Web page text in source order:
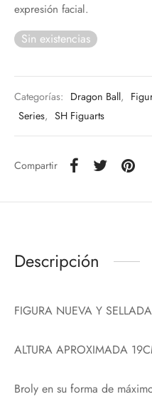
expresión facial.
Sin existencias
Categorías: Dragon Ball,
Series, SH Figuarts
Compartir
Descripción
FIGURA NUEVA Y
ALTURA APROXIMADA
Broly en su forma de